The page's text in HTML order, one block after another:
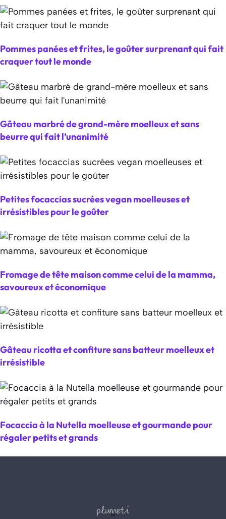
Pommes panées et frites, le goûter surprenant qui fait
craquer tout le monde
Gâteau marbré de grand-mère moelleux et sans
beurre qui fait l’unanimité
Petites focaccias sucrées vegan moelleuses et
irrésistibles pour le goûter
Fromage de tête maison comme celui de la mamma,
savoureux et économique
Gâteau ricotta et confiture sans batteur moelleux et
irrésistible
Focaccia à la Nutella moelleuse et gourmande pour
régaler petits et grands